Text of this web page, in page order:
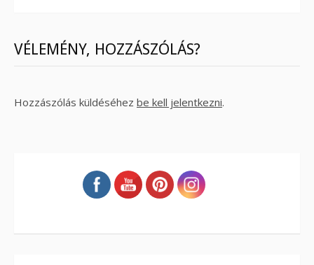
VÉLEMÉNY, HOZZÁSZÓLÁS?
Hozzászólás küldéséhez be kell jelentkezni.